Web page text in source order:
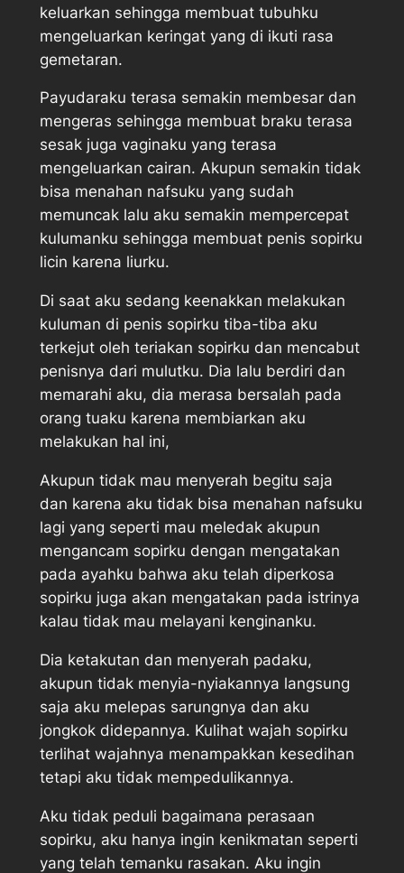
keluarkan sehingga membuat tubuhku
mengeluarkan keringat yang di ikuti rasa
gemetaran.
Payudaraku terasa semakin membesar dan
mengeras sehingga membuat braku terasa
sesak juga vaginaku yang terasa
mengeluarkan cairan. Akupun semakin tidak
bisa menahan nafsuku yang sudah
memuncak lalu aku semakin mempercepat
kulumanku sehingga membuat penis sopirku
licin karena liurku.
Di saat aku sedang keenakkan melakukan
kuluman di penis sopirku tiba-tiba aku
terkejut oleh teriakan sopirku dan mencabut
penisnya dari mulutku. Dia lalu berdiri dan
memarahi aku, dia merasa bersalah pada
orang tuaku karena membiarkan aku
melakukan hal ini,
Akupun tidak mau menyerah begitu saja
dan karena aku tidak bisa menahan nafsuku
lagi yang seperti mau meledak akupun
mengancam sopirku dengan mengatakan
pada ayahku bahwa aku telah diperkosa
sopirku juga akan mengatakan pada istrinya
kalau tidak mau melayani kenginanku.
Dia ketakutan dan menyerah padaku,
akupun tidak menyia-nyiakannya langsung
saja aku melepas sarungnya dan aku
jongkok didepannya. Kulihat wajah sopirku
terlihat wajahnya menampakkan kesedihan
tetapi aku tidak mempedulikannya.
Aku tidak peduli bagaimana perasaan
sopirku, aku hanya ingin kenikmatan seperti
yang telah temanku rasakan. Aku ingin